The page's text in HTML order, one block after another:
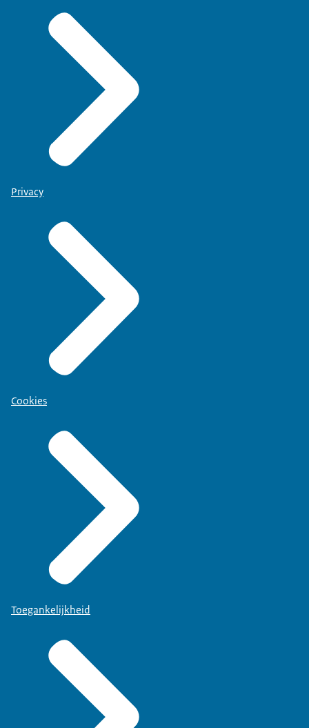
Privacy
Cookies
Toegankelijkheid